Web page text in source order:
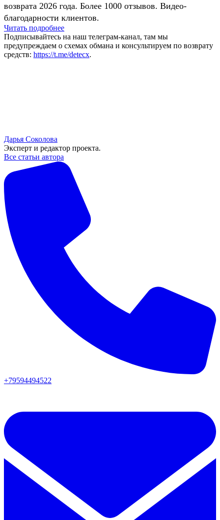
возврата 2026 года. Более 1000 отзывов. Видео-
благодарности клиентов.
Читать подробнее
Подписывайтесь на наш телеграм-канал, там мы
предупреждаем о схемах обмана и консультируем по возврату
средств: https://t.me/detecx.
Дарья Соколова
Эксперт и редактор проекта.
Все статьи автора
+79594494522